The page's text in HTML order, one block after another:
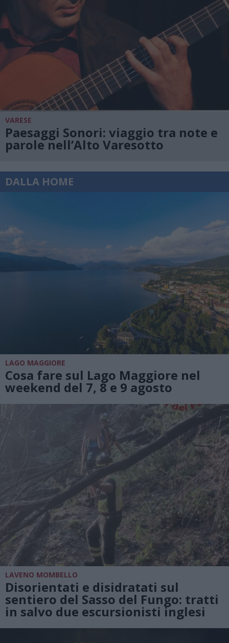
VARESE
Paesaggi Sonori: viaggio tra note e
parole nell’Alto Varesotto
DALLA HOME
LAGO MAGGIORE
Cosa fare sul Lago Maggiore nel
weekend del 7, 8 e 9 agosto
LAVENO MOMBELLO
Disorientati e disidratati sul
sentiero del Sasso del Fungo: tratti
in salvo due escursionisti inglesi